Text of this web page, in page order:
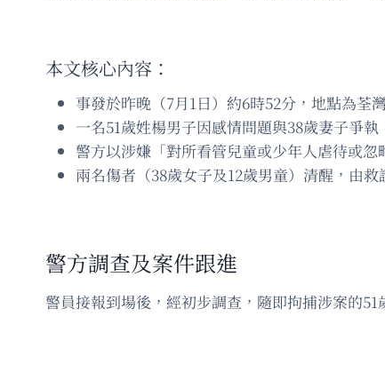
本文核心內容：
事發於昨晚（7月1日）約6時52分，地點為荃
一名51歲姓楊男子因感情問題與38歲妻子爭
警方以涉嫌「對所看管兒童或少年人虐待或忽
兩名傷者（38歲女子及12歲男童）清醒，由救
警方調查及案件跟進
警員接報到場後，經初步調查，隨即拘捕涉案的